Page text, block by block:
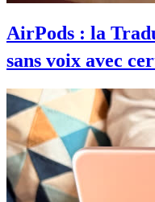
AirPods : la
sans voix avec